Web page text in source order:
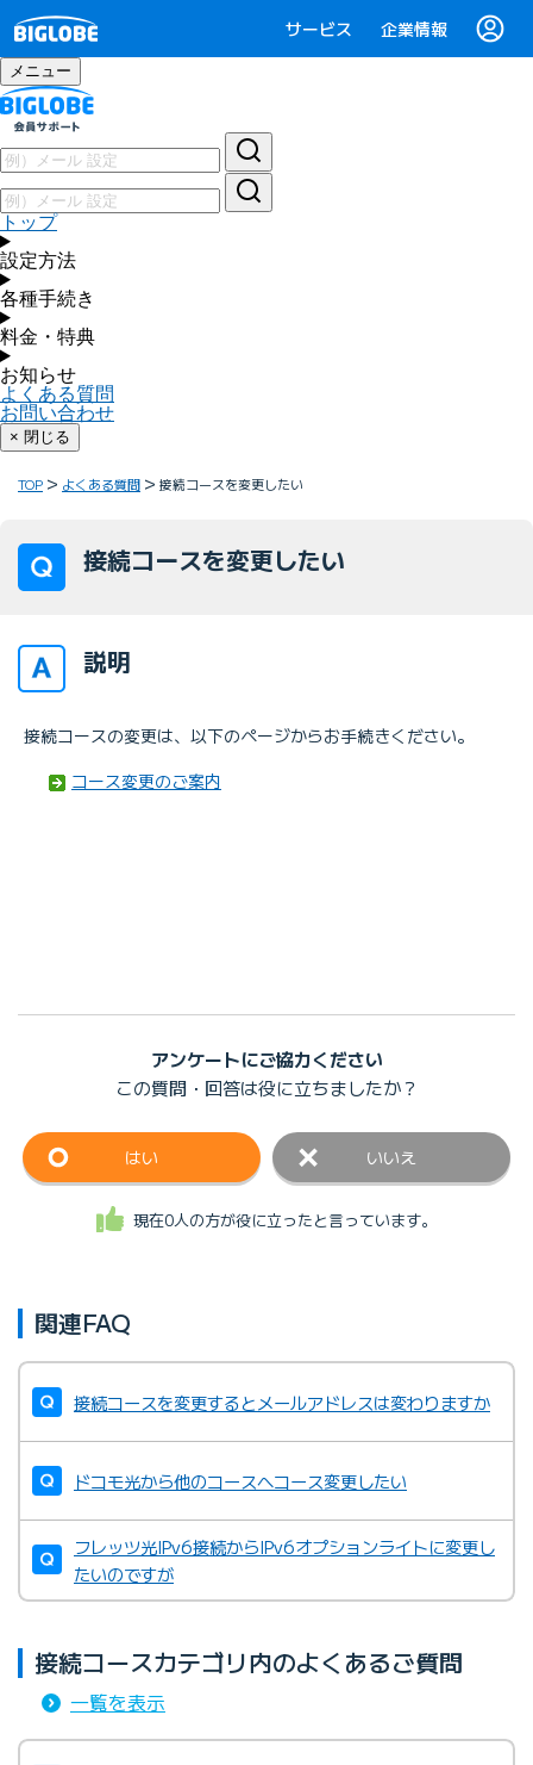
サービス 企業情報
メニュー
トップ
設定方法
各種手続き
料金・特典
お知らせ
よくある質問
お問い合わせ
× 閉じる
TOP よくある質問 接続コースを変更したい
接続コースを変更したい
説明
接続コースの変更は、以下のページからお手続きください。
コース変更のご案内
アンケートにご協力ください
この質問・回答は役に立ちましたか？
はい いいえ
現在0人の方が役に立ったと言っています。
関連FAQ
接続コースを変更するとメールアドレスは変わりますか
ドコモ光から他のコースへコース変更したい
フレッツ光IPv6接続からIPv6オプションライトに変更し
たいのですが
接続コースカテゴリ内のよくあるご質問
一覧を表示